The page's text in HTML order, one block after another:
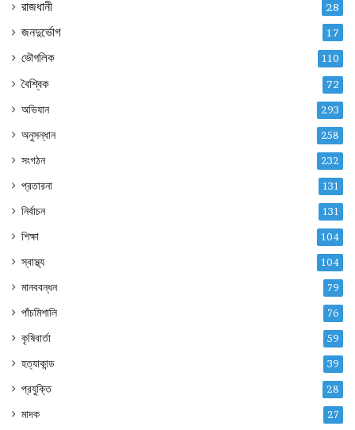
রাজধানী 28
জনদুর্ভোগ 17
ভৌগলিক 110
বৈশ্বিক 72
অভিযান 293
অনুসন্ধান 258
সংগঠন 232
প্রতারনা 131
নির্বাচন 131
শিক্ষা 104
স্বাস্থ্য 104
মানববন্ধন 79
পাঁচমিশালি 76
কৃষিবার্তা 59
হত্যাকান্ড 39
প্রযুক্তি 28
মাদক 27